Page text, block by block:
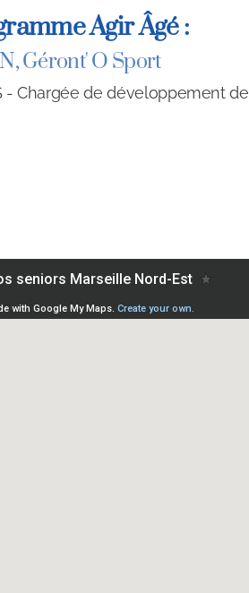
Agir Âgé :
Géront' O Sport
- Chargée de développement de